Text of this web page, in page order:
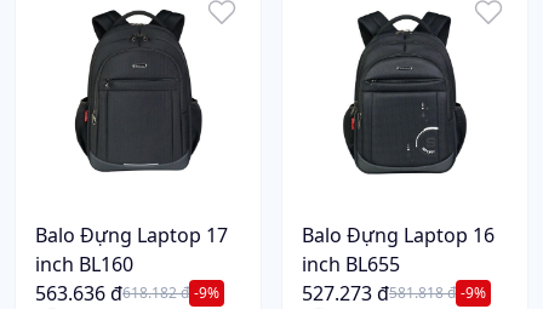
Balo Đựng Laptop 17
inch BL160
563.636 đ618.182 đ -9%
Balo Đựng Laptop 16
inch BL655
527.273 đ581.818 đ -9%